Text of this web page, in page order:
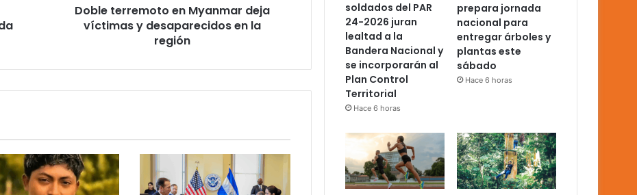
Doble terremoto en Myanmar deja
víctimas y desaparecidos en la
región
soldados del PAR
24-2026 juran
lealtad a la
Bandera Nacional y
se incorporarán al
Plan Control
Territorial
Hace 6 horas
prepara jornada
nacional para
entregar árboles y
plantas este
sábado
Hace 6 horas